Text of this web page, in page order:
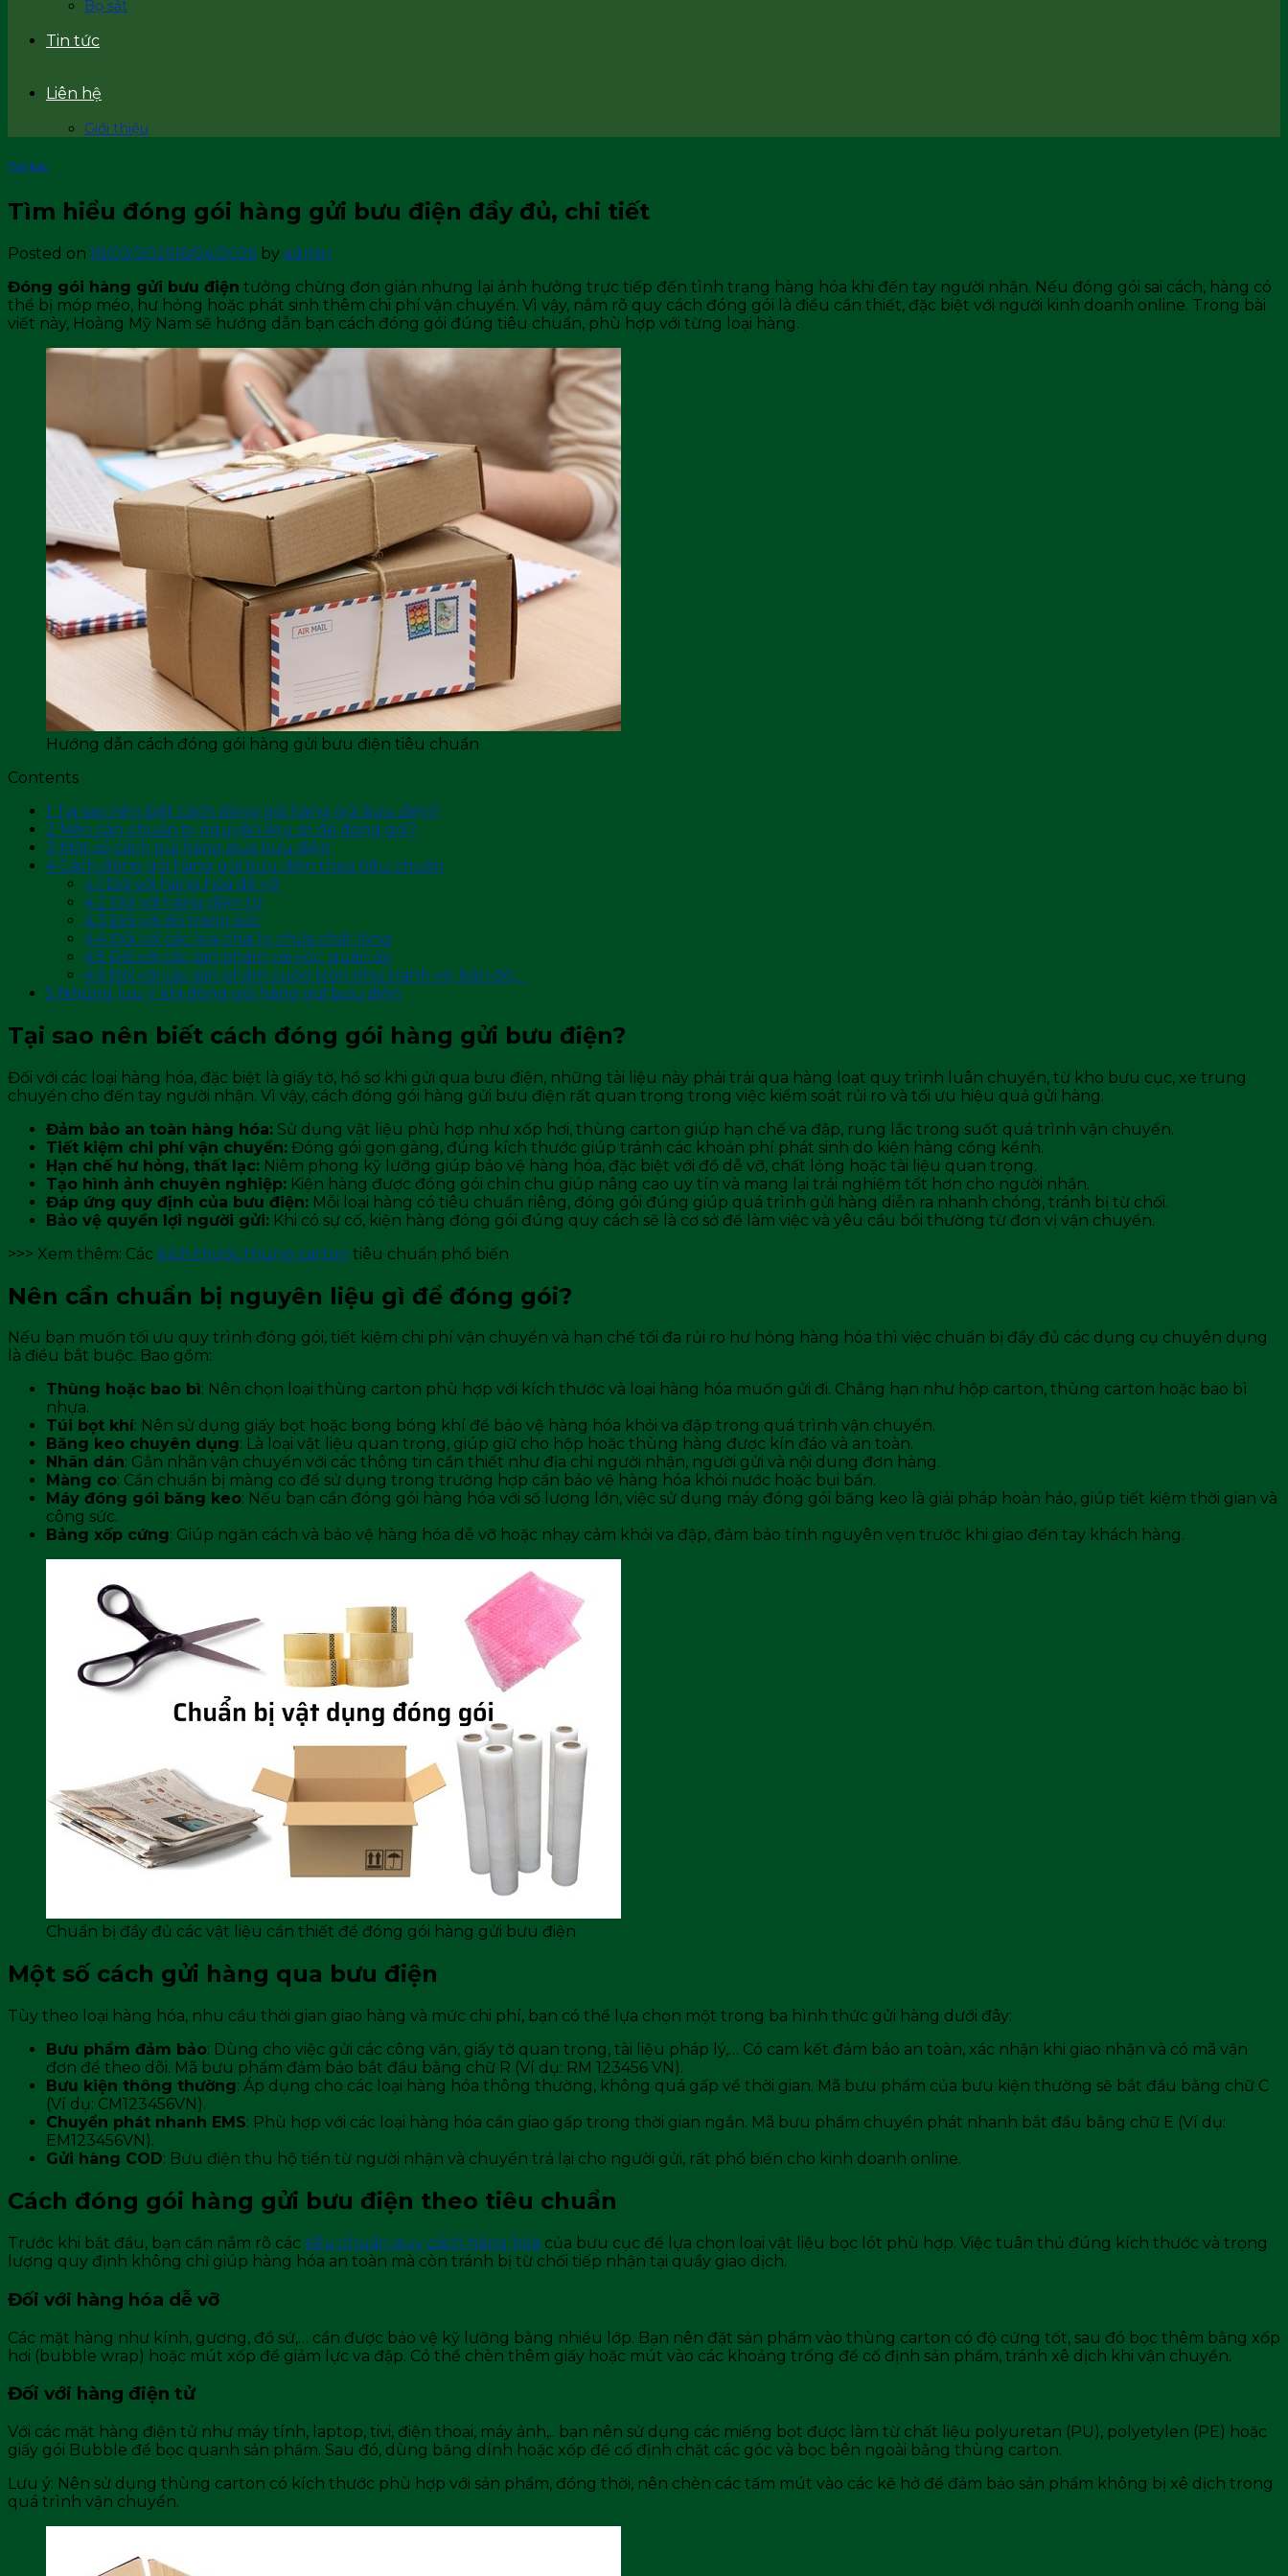
Bọ sắt
Tin tức
Liên hệ
Giới thiệu
Tin tức
Tìm hiểu đóng gói hàng gửi bưu điện đầy đủ, chi tiết
Posted on 18/03/202516/04/2026 by admin
Đóng gói hàng gửi bưu điện tưởng chừng đơn giản nhưng lại ảnh hưởng trực tiếp đến tình trạng hàng hóa khi đến tay người nhận. Nếu đóng gói sai cách, hàng có
thể bị móp méo, hư hỏng hoặc phát sinh thêm chi phí vận chuyển. Vì vậy, nắm rõ quy cách đóng gói là điều cần thiết, đặc biệt với người kinh doanh online. Trong bài
viết này, Hoàng Mỹ Nam sẽ hướng dẫn bạn cách đóng gói đúng tiêu chuẩn, phù hợp với từng loại hàng.
Hướng dẫn cách đóng gói hàng gửi bưu điện tiêu chuẩn
Contents
1 Tại sao nên biết cách đóng gói hàng gửi bưu điện?
2 Nên cần chuẩn bị nguyên liệu gì để đóng gói?
3 Một số cách gửi hàng qua bưu điện
4Cách đóng gói hàng gửi bưu điện theo tiêu chuẩn
4.1 Đối với hàng hóa dễ vỡ
4.2 Đối với hàng điện tử
4.3 Đối với đồ trang sức
4.4Đối với các loại chai lọ chứa chất lỏng
4.5 Đối với các​ sản phẩm vải vóc, quần áo
4.6 Đối với các sản phẩm cuộn tròn như tranh vẽ, bản đồ,…
5 Những lưu ý khi đóng gói hàng gửi bưu điện
Tại sao nên biết cách đóng gói hàng gửi bưu điện?
Đối với các loại hàng hóa, đặc biệt là giấy tờ, hồ sơ khi gửi qua bưu điện, những tài liệu này phải trải qua hàng loạt quy trình luân chuyển, từ kho bưu cục, xe trung
chuyển cho đến tay người nhận. Vì vậy, cách đóng gói hàng gửi bưu điện rất quan trọng trong việc kiểm soát rủi ro và tối ưu hiệu quả gửi hàng.
Đảm bảo an toàn hàng hóa: Sử dụng vật liệu phù hợp như xốp hơi, thùng carton giúp hạn chế va đập, rung lắc trong suốt quá trình vận chuyển.
Tiết kiệm chi phí vận chuyển: Đóng gói gọn gàng, đúng kích thước giúp tránh các khoản phí phát sinh do kiện hàng cồng kềnh.
Hạn chế hư hỏng, thất lạc: Niêm phong kỹ lưỡng giúp bảo vệ hàng hóa, đặc biệt với đồ dễ vỡ, chất lỏng hoặc tài liệu quan trọng.
Tạo hình ảnh chuyên nghiệp: Kiện hàng được đóng gói chỉn chu giúp nâng cao uy tín và mang lại trải nghiệm tốt hơn cho người nhận.
Đáp ứng quy định của bưu điện: Mỗi loại hàng có tiêu chuẩn riêng, đóng gói đúng giúp quá trình gửi hàng diễn ra nhanh chóng, tránh bị từ chối.
Bảo vệ quyền lợi người gửi: Khi có sự cố, kiện hàng đóng gói đúng quy cách sẽ là cơ sở để làm việc và yêu cầu bồi thường từ đơn vị vận chuyển.
>>> Xem thêm: Các kích thước thùng carton tiêu chuẩn phổ biến
Nên cần chuẩn bị nguyên liệu gì để đóng gói?
Nếu bạn muốn tối ưu quy trình đóng gói, tiết kiệm chi phí vận chuyển và hạn chế tối đa rủi ro hư hỏng hàng hóa thì việc chuẩn bị đầy đủ các dụng cụ chuyên dụng
là điều bắt buộc. Bao gồm:
Thùng hoặc bao bì: Nên chọn loại thùng carton phù hợp với kích thước và loại hàng hóa muốn gửi đi. Chẳng hạn như hộp carton, thùng carton hoặc bao bì
nhựa.
Túi bọt khí: Nên sử dụng giấy bọt hoặc bong bóng khí để bảo vệ hàng hóa khỏi va đập trong quá trình vận chuyển.
Băng keo chuyên dụng: Là loại vật liệu quan trọng, giúp giữ cho hộp hoặc thùng hàng được kín đáo và an toàn.
Nhãn dán: Gắn nhãn vận chuyển với các thông tin cần thiết như địa chỉ người nhận, người gửi và nội dung đơn hàng.
Màng co: Cần chuẩn bị màng co để sử dụng trong trường hợp cần bảo vệ hàng hóa khỏi nước hoặc bụi bẩn.
Máy đóng gói băng keo: Nếu bạn cần đóng gói hàng hóa với số lượng lớn, việc sử dụng máy đóng gói băng keo là giải pháp hoàn hảo, giúp tiết kiệm thời gian và
công sức.
Bảng xốp cứng: Giúp ngăn cách và bảo vệ hàng hóa dễ vỡ hoặc nhạy cảm khỏi va đập, đảm bảo tính nguyên vẹn trước khi giao đến tay khách hàng.
Chuẩn bị đầy đủ các vật liệu cần thiết để đóng gói hàng gửi bưu điện
Một số cách gửi hàng qua bưu điện
Tùy theo loại hàng hóa, nhu cầu thời gian giao hàng và mức chi phí, bạn có thể lựa chọn một trong ba hình thức gửi hàng dưới đây:
Bưu phẩm đảm bảo: Dùng cho việc gửi các công văn, giấy tờ quan trọng, tài liệu pháp lý,… Có cam kết đảm bảo an toàn, xác nhận khi giao nhận và có mã vận
đơn để theo dõi. Mã bưu phẩm đảm bảo bắt đầu bằng chữ R (Ví dụ: RM 123456 VN).
Bưu kiện thông thường: Áp dụng cho các loại hàng hóa thông thường, không quá gấp về thời gian. Mã bưu phẩm của bưu kiện thường sẽ bắt đầu bằng chữ C
(Ví dụ: CM123456VN).
Chuyển phát nhanh EMS: Phù hợp với các loại hàng hóa cần giao gấp trong thời gian ngắn. Mã bưu phẩm chuyển phát nhanh bắt đầu bằng chữ E (Ví dụ:
EM123456VN).
Gửi hàng COD: Bưu điện thu hộ tiền từ người nhận và chuyển trả lại cho người gửi, rất phổ biến cho kinh doanh online.
Cách đóng gói hàng gửi bưu điện theo tiêu chuẩn
Trước khi bắt đầu, bạn cần nắm rõ các tiêu chuẩn quy cách hàng hóa của bưu cục để lựa chọn loại vật liệu bọc lót phù hợp. Việc tuân thủ đúng kích thước và trọng
lượng quy định không chỉ giúp hàng hóa an toàn mà còn tránh bị từ chối tiếp nhận tại quầy giao dịch.
Đối với hàng hóa dễ vỡ
Các mặt hàng như kính, gương, đồ sứ,… cần được bảo vệ kỹ lưỡng bằng nhiều lớp. Bạn nên đặt sản phẩm vào thùng carton có độ cứng tốt, sau đó bọc thêm bằng xốp
hơi (bubble wrap) hoặc mút xốp để giảm lực va đập. Có thể chèn thêm giấy hoặc mút vào các khoảng trống để cố định sản phẩm, tránh xê dịch khi vận chuyển.
Đối với hàng điện tử
Với các mặt hàng điện tử như máy tính, laptop, tivi, điện thoại, máy ảnh,.. bạn nên sử dụng các miếng bọt được làm từ chất liệu polyuretan (PU), polyetylen (PE) hoặc
giấy gói Bubble để bọc quanh sản phẩm. Sau đó, dùng băng dính hoặc xốp để cố định chặt các góc và bọc bên ngoài bằng thùng carton.
Lưu ý: Nên sử dụng thùng carton có kích thước phù hợp với sản phẩm, đồng thời, nên chèn các tấm mút vào các kẽ hở để đảm bảo sản phẩm không bị xê dịch trong
quá trình vận chuyển.